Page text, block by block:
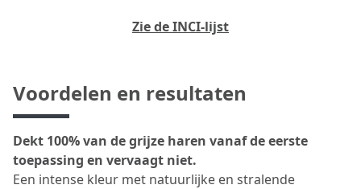
Zie de INCI-lijst
Voordelen en resultaten
Dekt 100% van de grijze haren vanaf de eerste
toepassing en vervaagt niet.
Een intense kleur met natuurlijke en stralende